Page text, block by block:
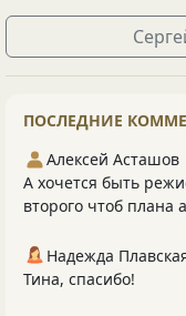
ПОСЛЕДНИЕ
Алексей Асташов
А хочется быть
второго чтоб плана
Надежда
Тина, спасибо!